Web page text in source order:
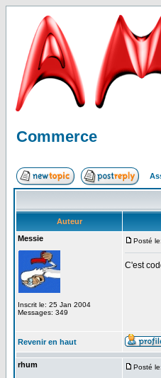
Commerce
Auteur
Messie
Inscrit le: 25 Jan 2004
Messages: 349
Posté
C'est
Revenir en haut
rhum Posté